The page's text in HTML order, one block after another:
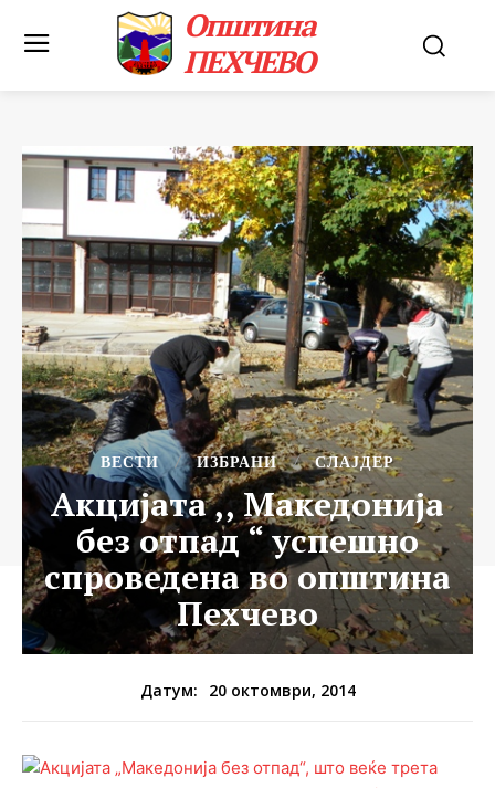
Општина
ПЕХЧЕВО
ВЕСТИ ИЗБРАНИ СЛАЈДЕР
Акцијата ,, Македонија
без отпад “ успешно
спроведена во општина
Пехчево
Датум: 20 октомври, 2014